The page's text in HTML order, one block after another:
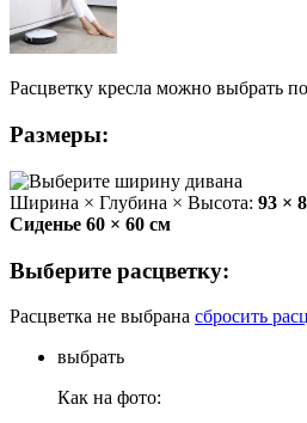
Расцветку кресла можно выбрать по
Размеры:
Ширина × Глубина × Высота: 93 ×
Сиденье 60 × 60 см
Выберите расцветку:
Расцветка не выбрана сбросить
выбрать
Как на фото: